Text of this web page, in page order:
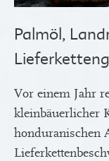
Palmöl,
Vor einem Jahr
kleinbäuerlicher
honduranischen